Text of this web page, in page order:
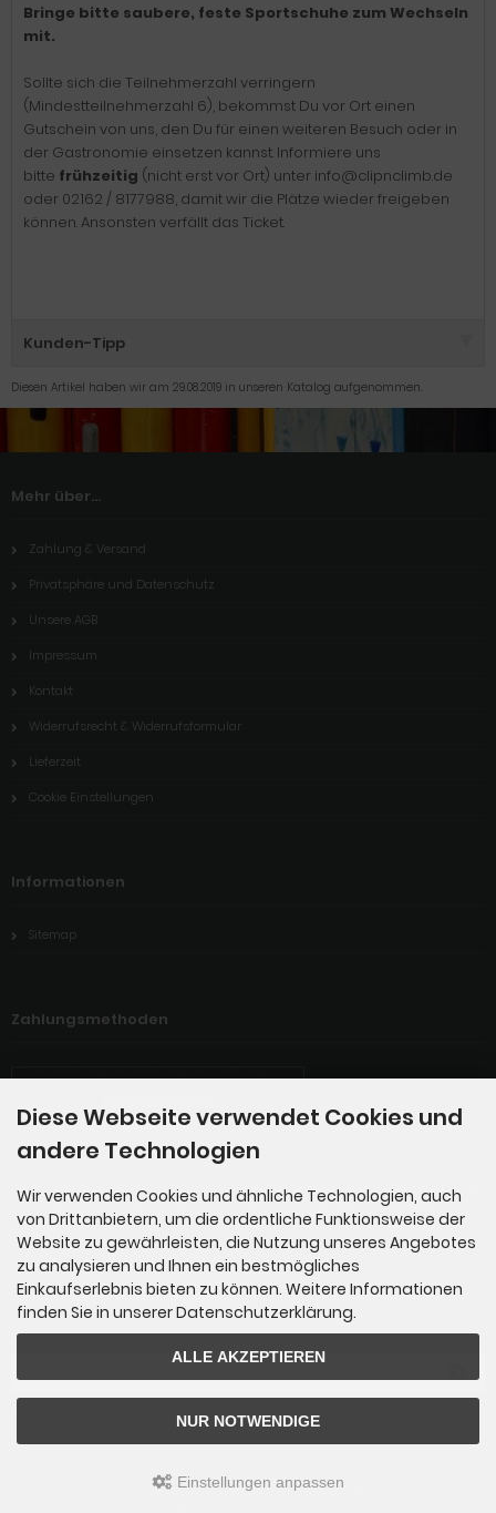
Bringe bitte saubere, feste Sportschuhe zum Wechseln
mit.
Sollte sich die Teilnehmerzahl verringern
(Mindestteilnehmerzahl 6), bekommst Du vor Ort einen
Gutschein von uns, den Du für einen weiteren Besuch oder in
der Gastronomie einsetzen kannst. Informiere uns
bitte frühzeitig (nicht erst vor Ort) unter info@clipnclimb.de
oder 02162 / 8177988, damit wir die Plätze wieder freigeben
können. Ansonsten verfällt das Ticket.
Kunden-Tipp
Diesen Artikel haben wir am 29.08.2019 in unseren Katalog aufgenommen.
Mehr über...
Zahlung & Versand
Privatsphäre und Datenschutz
Unsere AGB
Impressum
Kontakt
Widerrufsrecht & Widerrufsformular
Lieferzeit
Cookie Einstellungen
Informationen
Sitemap
Zahlungsmethoden
Die Box kann unter tpl_modified_responsive/boxes/box_miscellaneous.html verändert werde
n. Die Sprachvariablen befinden sich in der Datei tpl_modified_responsive/lang/german/lan
g_german.custom.
Newsletter-Anmeldung
E-Mail-Adresse:
Clip n Climb Niederrhein Ticketshop © 2026 | Template © 2009-2026 by
Diese Webseite verwendet Cookies und
andere Technologien
Wir verwenden Cookies und ähnliche Technologien, auch
von Drittanbietern, um die ordentliche Funktionsweise der
Website zu gewährleisten, die Nutzung unseres Angebotes
zu analysieren und Ihnen ein bestmögliches
Einkaufserlebnis bieten zu können. Weitere Informationen
finden Sie in unserer Datenschutzerklärung.
ALLE AKZEPTIEREN
NUR NOTWENDIGE
Einstellungen anpassen